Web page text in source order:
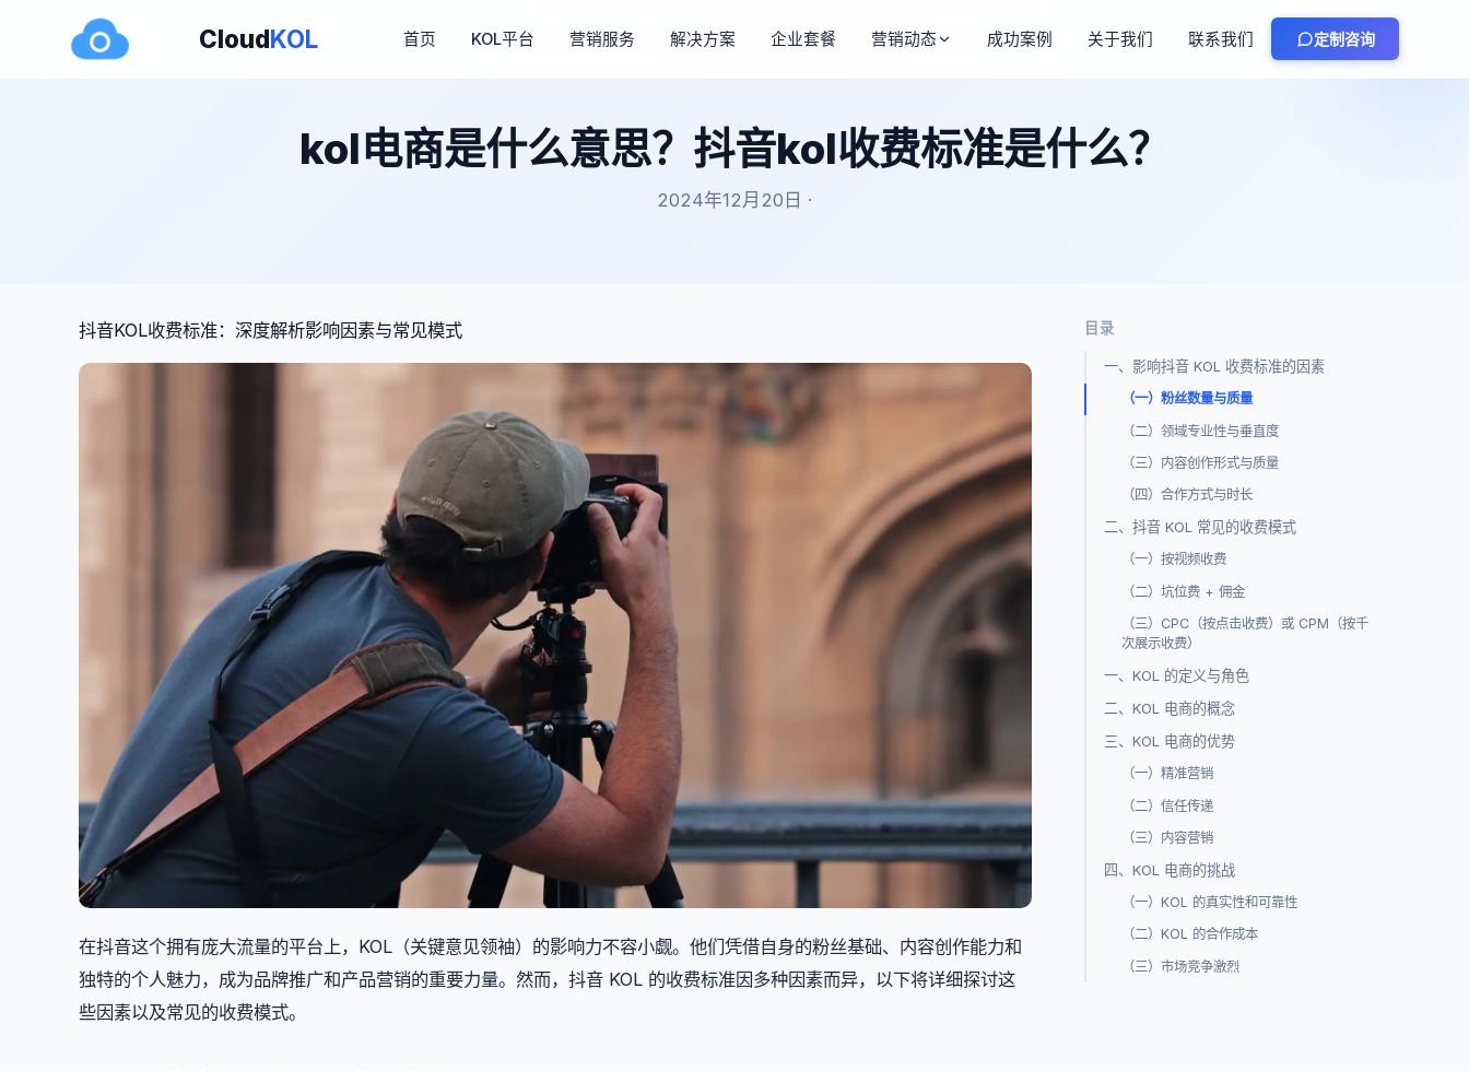
CloudKOL 首页 KOL平台 营销服务 解决方案 企业套餐 营销动态 成功案例 关于我们 联系我们 定制咨询
kol电商是什么意思？抖音kol收费标准是什么？
2024年12月20日 ·
抖音KOL收费标准：深度解析影响因素与常见模式
在抖音这个拥有庞大流量的平台上，KOL（关键意见领袖）的影响力不容小觑。他们凭借自身的粉丝基础、内容创作能力和
独特的个人魅力，成为品牌推广和产品营销的重要力量。然而，抖音 KOL 的收费标准因多种因素而异，以下将详细探讨这
些因素以及常见的收费模式。
目录
一、影响抖音 KOL 收费标准的因素
（一）粉丝数量与质量
（二）领域专业性与垂直度
（三）内容创作形式与质量
（四）合作方式与时长
二、抖音 KOL 常见的收费模式
（一）按视频收费
（二）坑位费 + 佣金
（三）CPC（按点击收费）或 CPM（按千
次展示收费）
一、KOL 的定义与角色
二、KOL 电商的概念
三、KOL 电商的优势
（一）精准营销
（二）信任传递
（三）内容营销
四、KOL 电商的挑战
（一）KOL 的真实性和可靠性
（二）KOL 的合作成本
（三）市场竞争激烈